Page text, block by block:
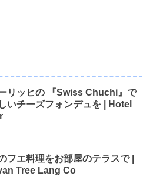
リッヒの 『Swiss Chuchi』で
いチーズフォンデュを | Hotel
フエ料理をお部屋のテラスで |
Tree Lang Co